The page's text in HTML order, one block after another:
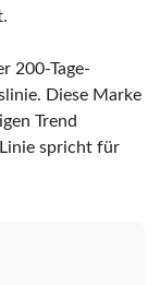
200-Tage-
Diese Marke
Trend
spricht für